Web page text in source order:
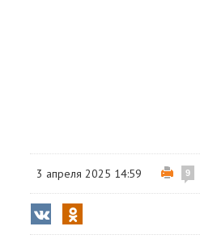
3 апреля 2025 14:59 9